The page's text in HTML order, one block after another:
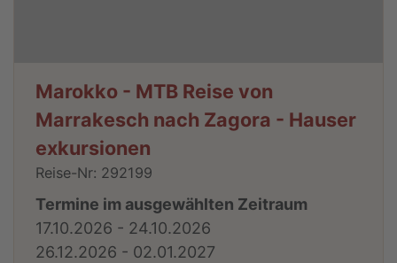
Marokko - MTB Reise von
Marrakesch nach Zagora - Hauser
exkursionen
Reise-Nr: 292199
Termine im ausgewählten Zeitraum
17.10.2026 - 24.10.2026
26.12.2026 - 02.01.2027